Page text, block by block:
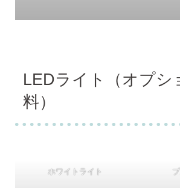
LEDライト（オプシ
料）
ホワイトライト